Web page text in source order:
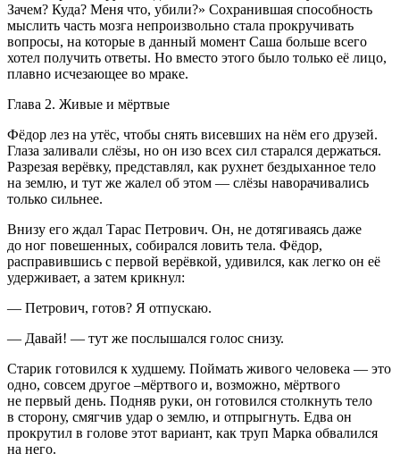
Зачем? Куда? Меня что, убили?» Сохранившая способность
мыслить часть мозга непроизвольно стала прокручивать
вопросы, на которые в данный момент Саша больше всего
хотел получить ответы. Но вместо этого было только её лицо,
плавно исчезающее во мраке.
Глава 2. Живые и мёртвые
Фёдор лез на утёс, чтобы снять висевших на нём его друзей.
Глаза заливали слёзы, но он изо всех сил старался держаться.
Разрезая верёвку, представлял, как рухнет бездыханное тело
на землю, и тут же жалел об этом — слёзы наворачивались
только сильнее.
Внизу его ждал Тарас Петрович. Он, не дотягиваясь даже
до ног повешенных, собирался ловить тела. Фёдор,
расправившись с первой верёвкой, удивился, как легко он её
удерживает, а затем крикнул:
— Петрович, готов? Я отпускаю.
— Давай! — тут же послышался голос снизу.
Старик готовился к худшему. Поймать живого человека — это
одно, совсем другое –мёртвого и, возможно, мёртвого
не первый день. Подняв руки, он готовился столкнуть тело
в сторону, смягчив удар о землю, и отпрыгнуть. Едва он
прокрутил в голове этот вариант, как труп Марка обвалился
на него.